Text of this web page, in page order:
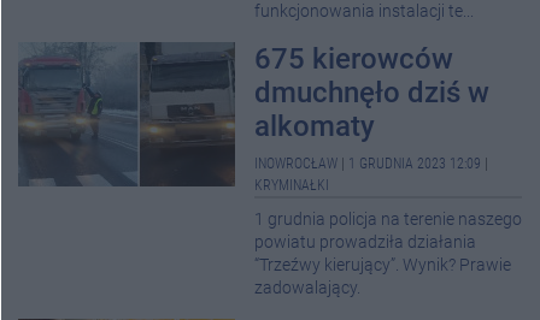
funkcjonowania instalacji te...
675 kierowców
dmuchnęło dziś w
alkomaty
INOWROCŁAW 1 GRUDNIA 2023 12:09
KRYMINAŁKI
1 grudnia policja na terenie naszego
powiatu prowadziła działania
“Trzeźwy kierujący”. Wynik? Prawie
zadowalający.